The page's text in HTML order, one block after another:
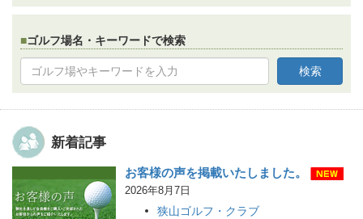
ゴルフ場名・キーワードで検索
新着記事
お客様の声を掲載いたしました。
2026年8月7日
狭山ゴルフ・クラブ